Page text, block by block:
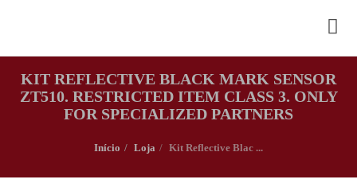
KIT REFLECTIVE BLACK MARK SENSOR
ZT510. RESTRICTED ITEM CLASS 3. ONLY
FOR SPECIALIZED PARTNERS
Início Loja Kit Reflective Blac ...